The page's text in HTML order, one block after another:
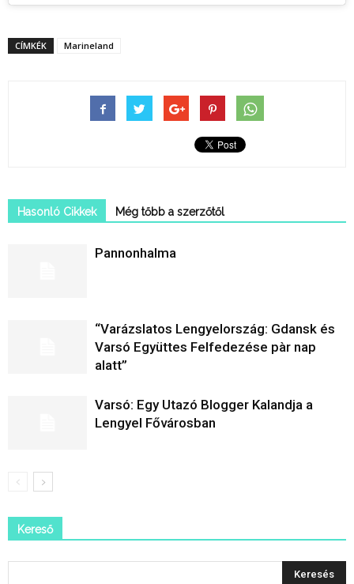
CÍMKÉK Marineland
Hasonló Cikkek Még tőbb a szerzőtől
Pannonhalma
“Varázslatos Lengyelország: Gdansk és
Varsó Együttes Felfedezése pàr nap
alatt”
Varsó: Egy Utazó Blogger Kalandja a
Lengyel Fővárosban
Kereső